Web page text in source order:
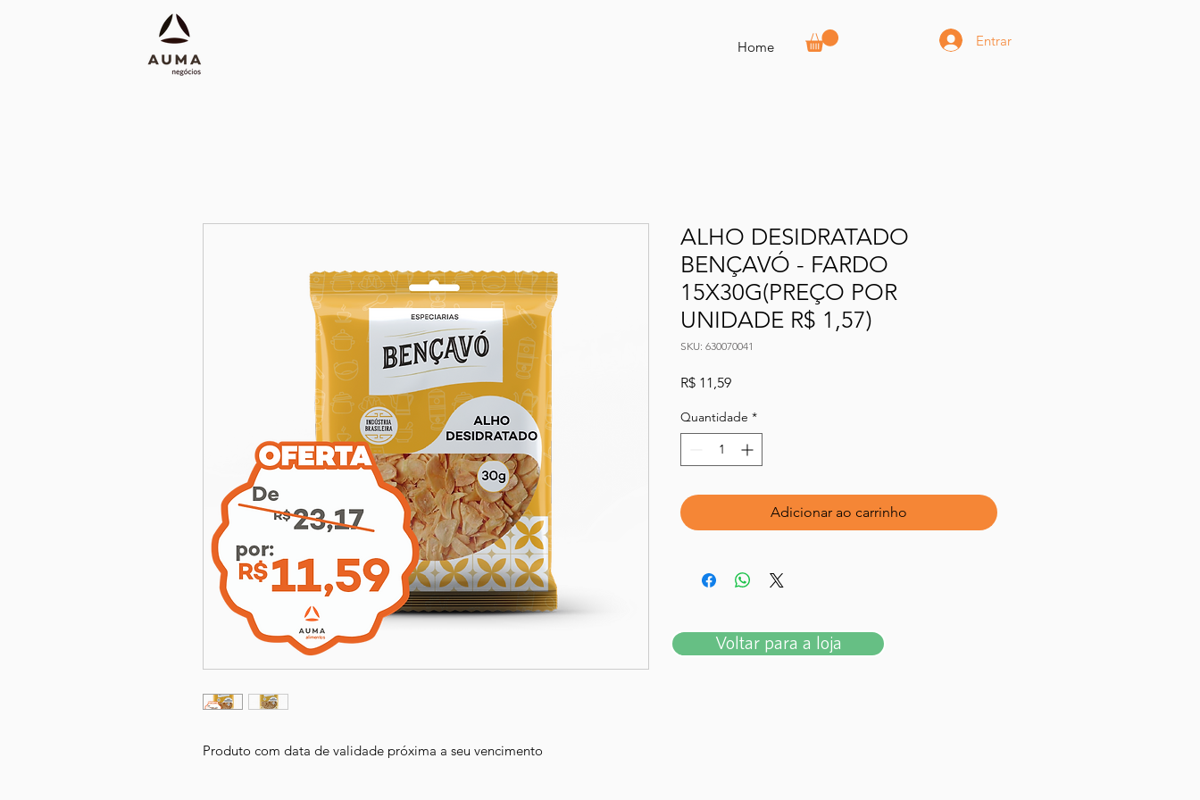
Home Entrar
Produto com data de validade próxima a seu vencimento
ALHO DESIDRATADO
BENÇAVÓ - FARDO
15X30G(PREÇO POR
UNIDADE R$ 1,57)
SKU: 630070041
R$ 11,59Preço
Quantidade *
Adicionar ao carrinho
Voltar para a loja